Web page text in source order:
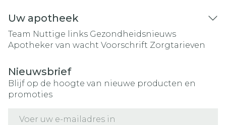
Uw apotheek
Team Nuttige links Gezondheidsnieuws
Apotheker van wacht Voorschrift Zorgtarieven
Nieuwsbrief
Blijf op de hoogte van nieuwe producten en
promoties